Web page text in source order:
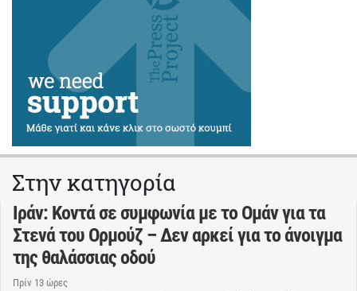
Στην κατηγορία
Ιράν: Κοντά σε συμφωνία με το Ομάν για τα
Στενά του Ορμούζ – Δεν αρκεί για το άνοιγμα
της θαλάσσιας οδού
Πρίν 13 ώρες